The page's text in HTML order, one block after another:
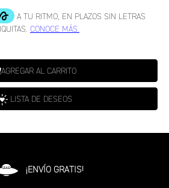
AGREGAR AL CARRITO
LISTA DE DESEOS
¡ENVÍO GRATIS!